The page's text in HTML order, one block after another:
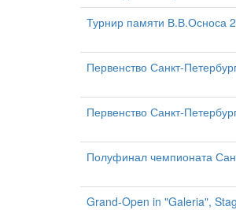
Турнир памяти В.В.Осноса
Первенство Санкт-
Первенство Санкт-
Полуфинал чемпионата
Grand-Open in "Galeria",